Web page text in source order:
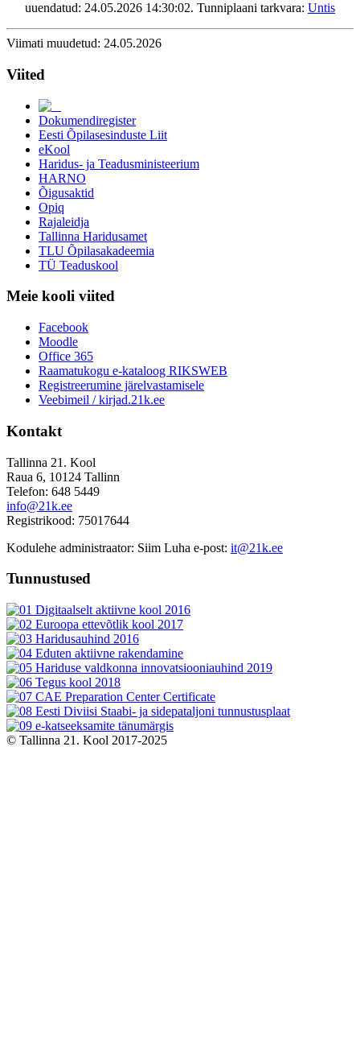
Kristiina Tiits
Liliann Timakov
Ene Uibo
Helen Unt
Liivi Urbel
Indrek Vahtra
Tiia Valdmets
Oskar Viirand
Epp Vodja
Ülle-Ly Vohnja
Ave Vurma
XTeadus
Anne Änilane-Käämer
Kristjan Õmblus
Endla Üksti
uuendatud: 24.05.2026 14:30:02. Tunniplaani tarkvara: Untis
Viimati muudetud: 24.05.2026
Viited
Dokumendiregister
Eesti Õpilasesinduste Liit
eKool
Haridus- ja Teadusministeerium
HARNO
Õigusaktid
Opiq
Rajaleidja
Tallinna Haridusamet
TLU Õpilasakadeemia
TÜ Teaduskool
Meie kooli viited
Facebook
Moodle
Office 365
Raamatukogu e-kataloog RIKSWEB
Registreerumine järelvastamisele
Veebimeil / kirjad.21k.ee
Kontakt
Tallinna 21. Kool
Raua 6, 10124 Tallinn
Telefon: 648 5449
info@21k.ee
Registrikood: 75017644
Kodulehe administraator: Siim Luha e-post: it@21k.ee
Tunnustused
© Tallinna 21. Kool 2017-2025